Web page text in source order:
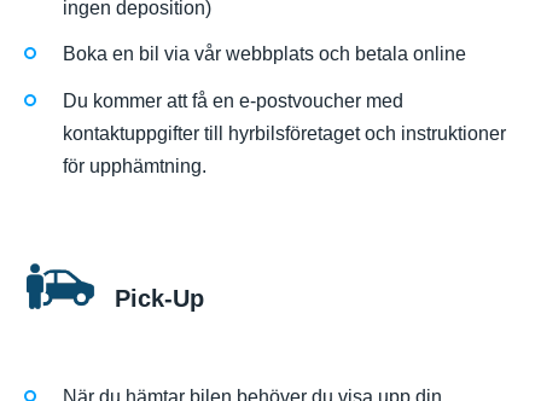
ingen deposition)
Boka en bil via vår webbplats och betala online
Du kommer att få en e-postvoucher med
kontaktuppgifter till hyrbilsföretaget och instruktioner
för upphämtning.
Pick-Up
När du hämtar bilen behöver du visa upp din